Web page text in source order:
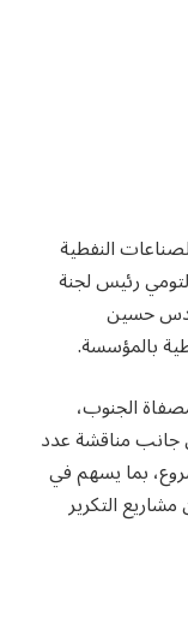
النفطية
رئيس لجنة
حسين
بالمؤسسة.
الجنوب،
جانب مناقشة عدد
بما يسهم في
التكرير